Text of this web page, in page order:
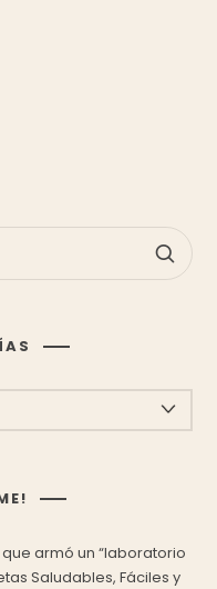
armó un “laboratorio
Saludables, Fáciles y